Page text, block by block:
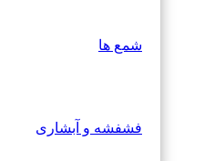
شمع ها
فشفشه و آبشاری